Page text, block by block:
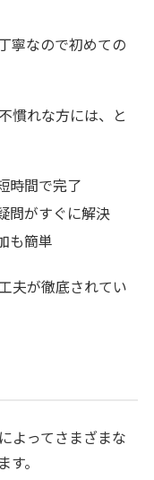
寧なので初めての
慣れな方には、と
時間で完了
問がすぐに解決
も簡単
夫が徹底されてい
よってさまざまな
。